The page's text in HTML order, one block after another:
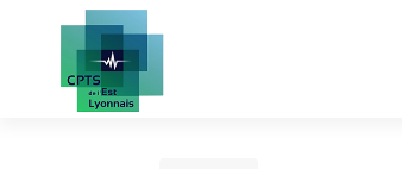
Aller au contenu principal